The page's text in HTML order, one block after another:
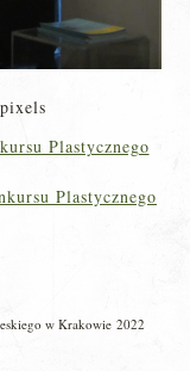
pixels
Plastycznego
Plastycznego
w Krakowie 2022